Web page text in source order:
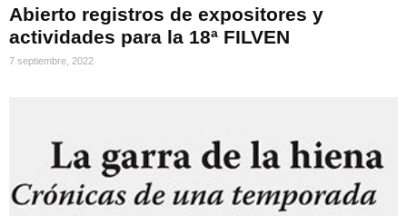
Abierto registros de expositores y
actividades para la 18ª FILVEN
7 septiembre, 2022